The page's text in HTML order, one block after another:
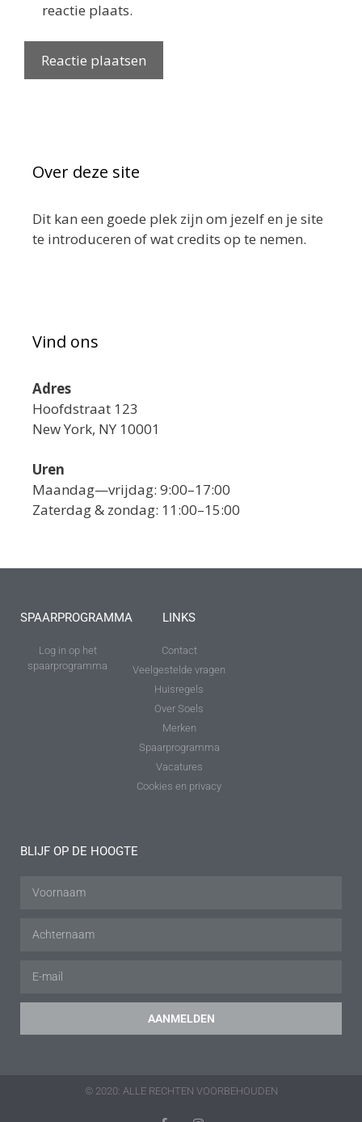
reactie plaats.
Over deze site
Dit kan een goede plek zijn om jezelf en je site
te introduceren of wat credits op te nemen.
Vind ons
Adres
Hoofdstraat 123
New York, NY 10001
Uren
Maandag—vrijdag: 9:00–17:00
Zaterdag & zondag: 11:00–15:00
SPAARPROGRAMMA
Log in op het
spaarprogramma
LINKS
Contact
Veelgestelde vragen
Huisregels
Over Soels
Merken
Spaarprogramma
Vacatures
Cookies en privacy
BLIJF OP DE HOOGTE
AANMELDEN
© 2020: ALLE RECHTEN VOORBEHOUDEN